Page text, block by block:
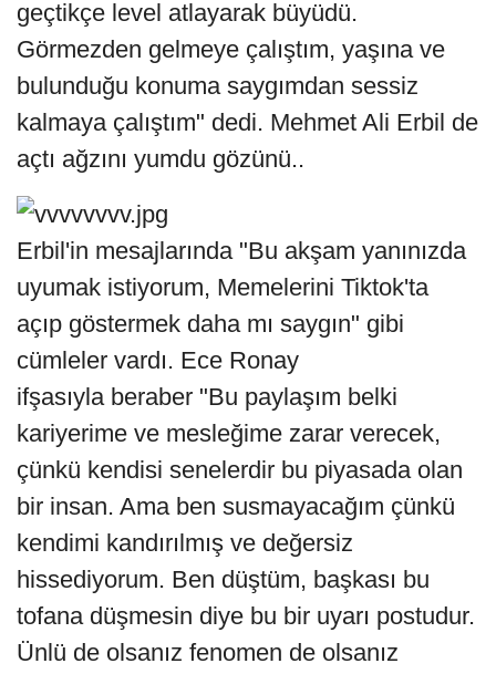
geçtikçe level atlayarak büyüdü.
Görmezden gelmeye çalıştım, yaşına ve
bulunduğu konuma saygımdan sessiz
kalmaya çalıştım" dedi. Mehmet Ali Erbil de
açtı ağzını yumdu gözünü..
Erbil'in mesajlarında "Bu akşam yanınızda
uyumak istiyorum, Memelerini Tiktok'ta
açıp göstermek daha mı saygın" gibi
cümleler vardı. Ece Ronay
ifşasıyla beraber "Bu paylaşım belki
kariyerime ve mesleğime zarar verecek,
çünkü kendisi senelerdir bu piyasada olan
bir insan. Ama ben susmayacağım çünkü
kendimi kandırılmış ve değersiz
hissediyorum. Ben düştüm, başkası bu
tofana düşmesin diye bu bir uyarı postudur.
Ünlü de olsanız fenomen de olsanız